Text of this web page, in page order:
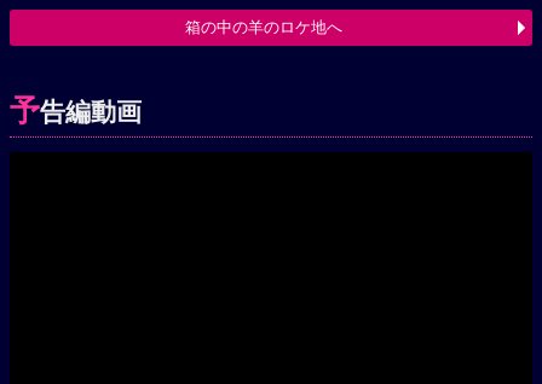
箱の中の羊のロケ地へ
予告編動画